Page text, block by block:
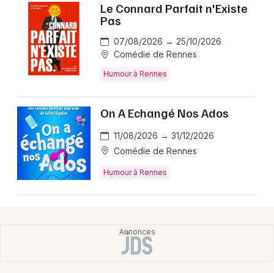
Le Connard Parfait n'Existe
Pas
07/08/2026 → 25/10/2026
Comédie de Rennes
Humour à Rennes
On A Echangé Nos Ados
11/08/2026 → 31/12/2026
Comédie de Rennes
Humour à Rennes